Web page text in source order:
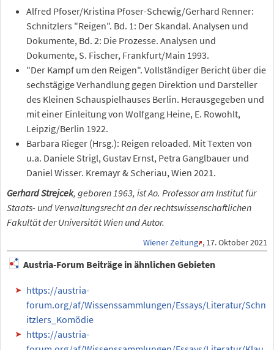
Alfred Pfoser/Kristina Pfoser-Schewig/Gerhard Renner:
Schnitzlers "Reigen". Bd. 1: Der Skandal. Analysen und
Dokumente, Bd. 2: Die Prozesse. Analysen und
Dokumente, S. Fischer, Frankfurt/Main 1993.
"Der Kampf um den Reigen". Vollständiger Bericht über die
sechstägige Verhandlung gegen Direktion und Darsteller
des Kleinen Schauspielhauses Berlin. Herausgegeben und
mit einer Einleitung von Wolfgang Heine, E. Rowohlt,
Leipzig/Berlin 1922.
Barbara Rieger (Hrsg.): Reigen reloaded. Mit Texten von
u.a. Daniele Strigl, Gustav Ernst, Petra Ganglbauer und
Daniel Wisser. Kremayr & Scheriau, Wien 2021.
Gerhard Strejcek, geboren 1963, ist Ao. Professor am Institut für
Staats- und Verwaltungsrecht an der rechtswissenschaftlichen
Fakultät der Universität Wien und Autor.
Wiener Zeitung , 17. Oktober 2021
Austria-Forum Beiträge in ähnlichen Gebieten
https://austria-
forum.org/af/Wissenssammlungen/Essays/Literatur/Schn
itzlers_Komödie
https://austria-